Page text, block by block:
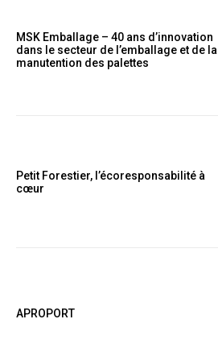
MSK Emballage – 40 ans d’innovation
dans le secteur de l’emballage et de la
manutention des palettes
Petit Forestier, l’écoresponsabilité à
cœur
APROPORT